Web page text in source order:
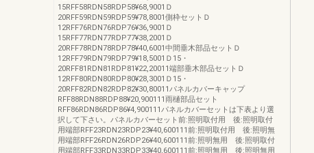
15RFF58RDN58RDP58¥68,9001Ｄ
20RFF59RDN59RDP59¥78,8001側枠セットＤ
12RFF76RDN76RDP76¥36,9001Ｄ
15RFF77RDN77RDP77¥38,2001Ｄ
20RFF78RDN78RDP78¥40,6001中間垂木部品セットＤ
12RFF79RDN79RDP79¥18,5001Ｄ15・
20RFF81RDN81RDP81¥22,20011端部垂木部品セットＤ
12RFF80RDN80RDP80¥28,3001Ｄ15・
20RFF82RDN82RDP82¥30,80011パネルカバーキャップ
RFF88RDN88RDP88¥20,900111雨樋部品セット
RFF86RDN86RDP86¥4,900111パネルカバーセットは下表より選
択して下さい。パネルカバーセット前:照明取付用 後:照明取付
用端部RFF23RDN23RDP23¥40,600111前:照明取付用 後:照明無
用端部RFF26RDN26RDP26¥40,600111前:照明無用 後:照明取付
用端部RFF33RDN33RDP33¥40,600111前:照明無用 後:照明無用